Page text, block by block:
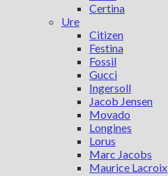
Certina
Ure
Citizen
Festina
Fossil
Gucci
Ingersoll
Jacob Jensen
Movado
Longines
Lorus
Marc Jacobs
Maurice Lacroix